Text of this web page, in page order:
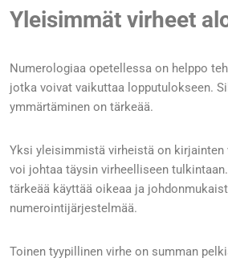
Yleisimmät virheet
Numerologiaa opetellessa on helppo
jotka voivat vaikuttaa lopputulokseen.
ymmärtäminen on tärkeää.
Yksi yleisimmistä virheistä on kirjainten
voi johtaa täysin virheelliseen
tärkeää käyttää oikeaa ja
numerointijärjestelmää.
Toinen tyypillinen virhe on summan